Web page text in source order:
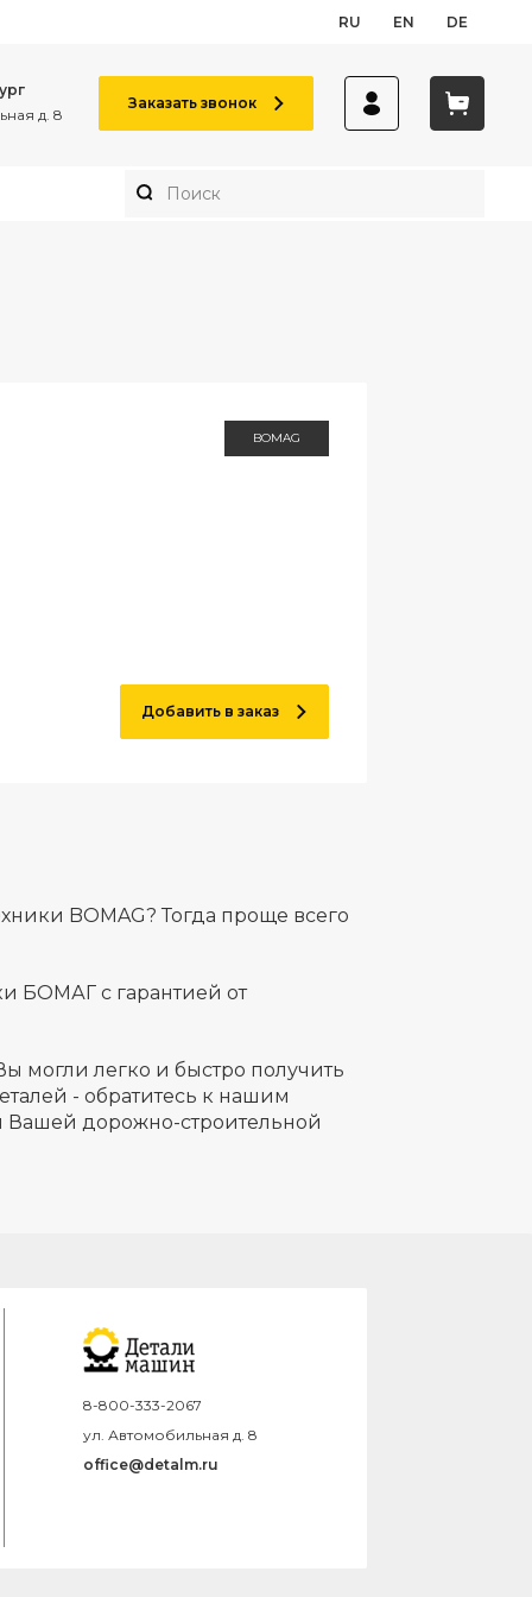
RU EN DE
д. 8
Заказать звонок
BOMAG
Добавить в заказ
BOMAG? Тогда проще всего
БОМАГ с гарантией от
могли легко и быстро получить
- обратитесь к нашим
Вашей дорожно-строительной
8-800-333-2067
ул. Автомобильная д. 8
office@detalm.ru